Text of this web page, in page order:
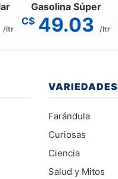
/ltr
Gasolina Súper
C$ 49.03 /ltr
VARIEDADES
Farándula
Curiosas
Ciencia
Salud y Mitos